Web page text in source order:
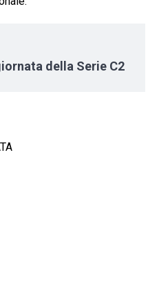
della Serie C2